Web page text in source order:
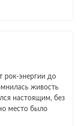
рок‑энергии до
живость
настоящим, без
место было